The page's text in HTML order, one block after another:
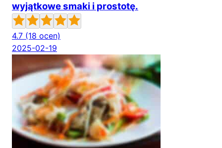
wyjątkowe smaki i prostotę.
4.7 (18 ocen)
2025-02-19